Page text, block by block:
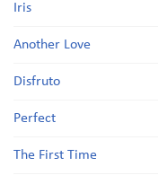
Iris
Another Love
Disfruto
Perfect
The First Time